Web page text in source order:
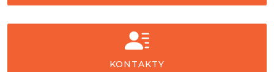
KONTAKTY